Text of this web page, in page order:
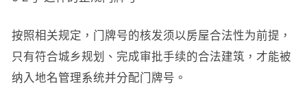
按照相关规定，门牌号的核发须以房屋合法性为前提，
只有符合城乡规划、完成审批手续的合法建筑，才能被
纳入地名管理系统并分配门牌号。